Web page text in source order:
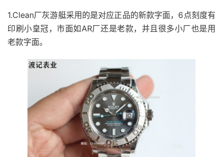
1.Clean厂灰游艇采用的是对应正品的新款字面，6点刻度有
印刷小皇冠，市面如AR厂还是老款，并且很多小厂也是用
老款字面。